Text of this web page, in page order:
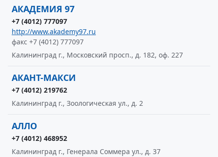
АКАДЕМИЯ 97
+7 (4012) 777097
http://www.akademy97.ru
факс +7 (4012) 777097
Калининград г., Московский просп., д. 182, оф. 227
АКАНТ-МАКСИ
+7 (4012) 219762
Калининград г., Зоологическая ул., д. 2
АЛЛО
+7 (4012) 468952
Калининград г., Генерала Соммера ул., д. 37